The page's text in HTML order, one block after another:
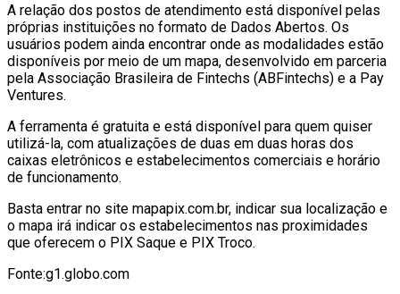
A relação dos postos de atendimento está disponível pelas
próprias instituições no formato de Dados Abertos. Os
usuários podem ainda encontrar onde as modalidades estão
disponíveis por meio de um mapa, desenvolvido em parceria
pela Associação Brasileira de Fintechs (ABFintechs) e a Pay
Ventures.
A ferramenta é gratuita e está disponível para quem quiser
utilizá-la, com atualizações de duas em duas horas dos
caixas eletrônicos e estabelecimentos comerciais e horário
de funcionamento.
Basta entrar no site mapapix.com.br, indicar sua localização e
o mapa irá indicar os estabelecimentos nas proximidades
que oferecem o PIX Saque e PIX Troco.
Fonte:g1.globo.com